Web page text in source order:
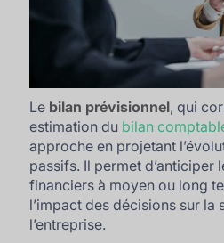
Le bilan prévisionnel, qui
estimation du bilan
approche en projetant
passifs. Il permet d’anticiper
financiers à moyen ou long
l’impact des décisions sur
l’entreprise.